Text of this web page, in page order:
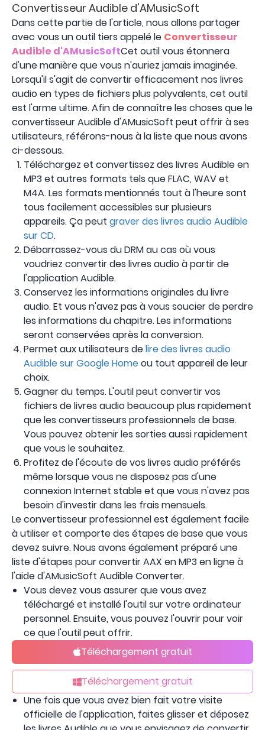
Convertisseur Audible d'AMusicSoft
Dans cette partie de l'article, nous allons partager
avec vous un outil tiers appelé le Convertisseur
Audible d'AMusicSoftCet outil vous étonnera
d'une manière que vous n'auriez jamais imaginée.
Lorsqu'il s'agit de convertir efficacement nos livres
audio en types de fichiers plus polyvalents, cet outil
est l'arme ultime. Afin de connaître les choses que le
convertisseur Audible d'AMusicSoft peut offrir à ses
utilisateurs, référons-nous à la liste que nous avons
ci-dessous.
Téléchargez et convertissez des livres Audible en
MP3 et autres formats tels que FLAC, WAV et
M4A. Les formats mentionnés tout à l'heure sont
tous facilement accessibles sur plusieurs
appareils. Ça peut graver des livres audio Audible
sur CD.
Débarrassez-vous du DRM au cas où vous
voudriez convertir des livres audio à partir de
l'application Audible.
Conservez les informations originales du livre
audio. Et vous n'avez pas à vous soucier de perdre
les informations du chapitre. Les informations
seront conservées après la conversion.
Permet aux utilisateurs delire des livres audio
Audible sur Google Homeou tout appareil de leur
choix.
Gagner du temps. L'outil peut convertir vos
fichiers de livres audio beaucoup plus rapidement
que les convertisseurs professionnels de base.
Vous pouvez obtenir les sorties aussi rapidement
que vous le souhaitez.
Profitez de l'écoute de vos livres audio préférés
même lorsque vous ne disposez pas d'une
connexion Internet stable et que vous n'avez pas
besoin d'investir dans les frais mensuels.
Le convertisseur professionnel est également facile
à utiliser et comporte des étapes de base que vous
devez suivre. Nous avons également préparé une
liste d'étapes pour convertir AAX en MP3 en ligne à
l'aide d'AMusicSoft Audible Converter.
Vous devez vous assurer que vous avez
téléchargé et installé l'outil sur votre ordinateur
personnel. Ensuite, vous pouvez l'ouvrir pour voir
ce que l'outil peut offrir.
Téléchargement gratuit
Téléchargement gratuit
Une fois que vous avez bien fait votre visite
officielle de l'application, faites glisser et déposez